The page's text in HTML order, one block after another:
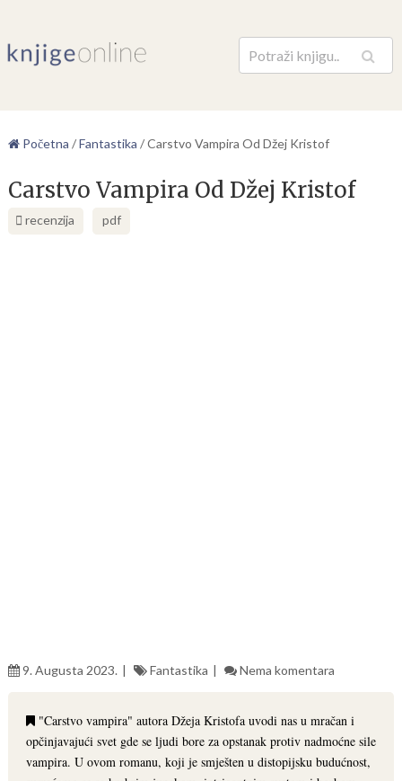
Pretraga
Početna /Fantastika /Carstvo Vampira Od Džej Kristof
Carstvo Vampira Od Džej Kristof
recenzija pdf
9. Augusta 2023. Fantastika Nema komentara
"Carstvo vampira" autora Džeja Kristofa uvodi nas u mračan i
opčinjavajući svet gde se ljudi bore za opstanak protiv nadmoćne sile
vampira. U ovom romanu, koji je smješten u distopijsku budućnost,